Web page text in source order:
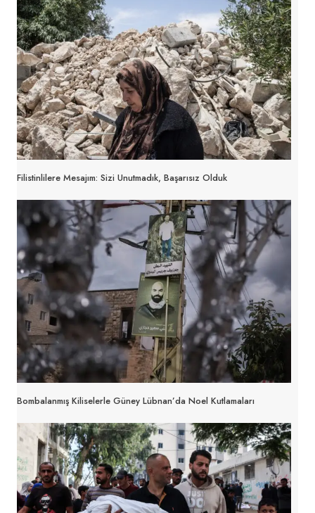
Filistinlilere Mesajım: Sizi Unutmadık, Başarısız Olduk
Bombalanmış Kiliselerle Güney Lübnan’da Noel Kutlamaları